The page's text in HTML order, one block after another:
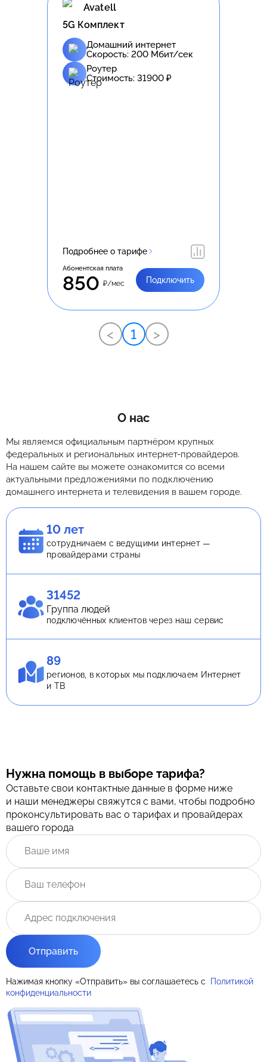
Avatell
5G Комплект
Домашний интернет
Скорость: 200 Мбит/сек
Роутер
Стоимость: 31900 ₽
Подробнее о тарифе
Абонентская плата
850 ₽/мес Подключить
< 1 >
О нас
Мы являемся официальным партнёром крупных
федеральных и региональных интернет-провайдеров.
На нашем сайте вы можете ознакомится со всеми
актуальными предложениями по подключению
домашнего интернета и телевидения в вашем городе.
10 лет
сотрудничаем с ведущими интернет —
провайдерами страны
31452
Группа людей
подключённых клиентов через наш сервис
89
регионов, в которых мы подключаем Интернет
и ТВ
Нужна помощь в выборе тарифа?
Оставьте свои контактные данные в форме ниже
и наши менеджеры свяжутся с вами, чтобы подробно
проконсультировать вас о тарифах и провайдерах
вашего города
Отправить
Нажимая кнопку «Отправить» вы соглашаетесь с
Политикой
конфиденциальности